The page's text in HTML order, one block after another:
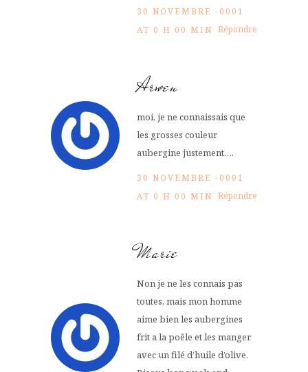
30 NOVEMBRE -0001
AT 0 H 00 MIN Répondre
Arwen
moi, je ne connaissais que
les grosses couleur
aubergine justement….
30 NOVEMBRE -0001
AT 0 H 00 MIN Répondre
Marie
Non je ne les connais pas
toutes, mais mon homme
aime bien les aubergines
frit a la poêle et les manger
avec un filé d’huile d’olive.